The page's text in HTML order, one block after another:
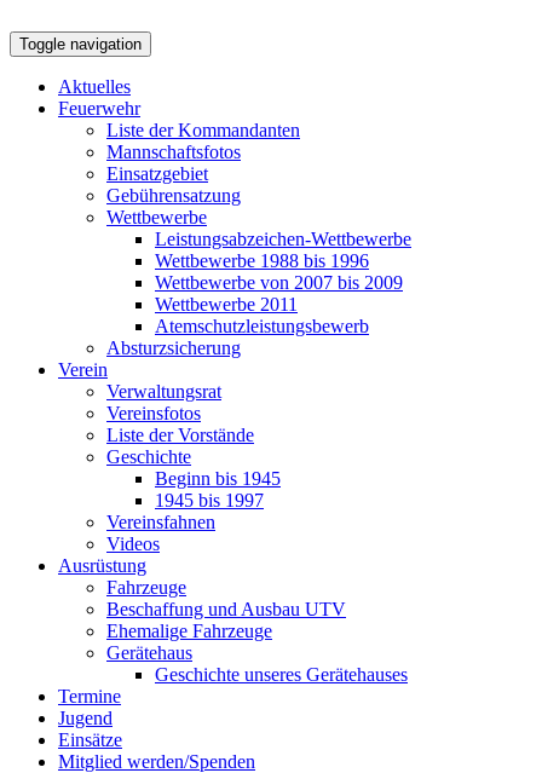
Toggle navigation
Aktuelles
Feuerwehr
Liste der Kommandanten
Mannschaftsfotos
Einsatzgebiet
Gebührensatzung
Wettbewerbe
Leistungsabzeichen-Wettbewerbe
Wettbewerbe 1988 bis 1996
Wettbewerbe von 2007 bis 2009
Wettbewerbe 2011
Atemschutzleistungsbewerb
Absturzsicherung
Verein
Verwaltungsrat
Vereinsfotos
Liste der Vorstände
Geschichte
Beginn bis 1945
1945 bis 1997
Vereinsfahnen
Videos
Ausrüstung
Fahrzeuge
Beschaffung und Ausbau UTV
Ehemalige Fahrzeuge
Gerätehaus
Geschichte unseres Gerätehauses
Termine
Jugend
Einsätze
Mitglied werden/Spenden